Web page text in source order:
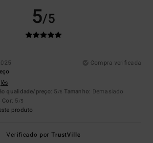
5/5
Compra verificada
qualidade/preço: 5 /5 Tamanho: Demasiado
Cor: 5 /5
produto
Verificado porTrustVille